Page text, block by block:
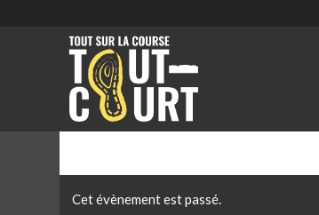
Cet évènement est passé.